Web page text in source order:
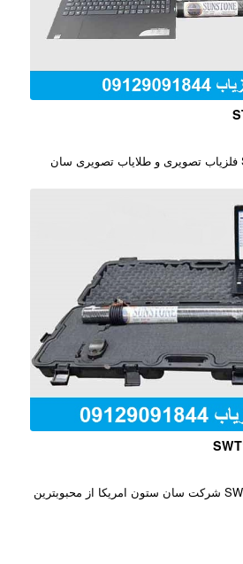
فلزیاب سان استون ST50 فلزیاب تصویری و طلایاب تصویری سان
فلزیاب سان استون SWT100 شرکت سان ستون امریکا از محبوبترین